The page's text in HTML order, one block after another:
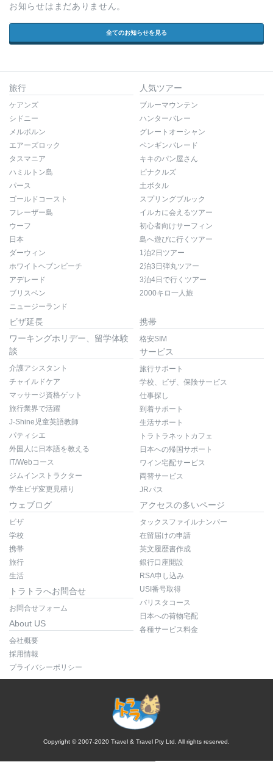
お知らせはまだありません。
全てのお知らせを見る
旅行
ケアンズ
シドニー
メルボルン
エアーズロック
タスマニア
ハミルトン島
パース
ゴールドコースト
フレーザー島
ウーフ
日本
ダーウィン
ホワイトヘブンビーチ
アデレード
ブリスベン
ニュージーランド
人気ツアー
ブルーマウンテン
ハンターバレー
グレートオーシャン
ペンギンパレード
キキのパン屋さん
ピナクルズ
土ボタル
スプリングブルック
イルカに会えるツアー
初心者向けサーフィン
島へ遊びに行くツアー
1泊2日ツアー
2泊3日弾丸ツアー
3泊4日で行くツアー
2000キロ一人旅
ビザ延長
ワーキングホリデー、留学体験
談
介護アシスタント
チャイルドケア
マッサージ資格ゲット
旅行業界で活躍
J-Shine児童英語教師
パティシエ
外国人に日本語を教える
IT/Webコース
ジムインストラクター
学生ビザ変更見積り
携帯
格安SIM
サービス
旅行サポート
学校、ビザ、保険サービス
仕事探し
到着サポート
生活サポート
トラトラネットカフェ
日本への帰国サポート
ワイン宅配サービス
両替サービス
JRパス
ウェブログ
ビザ
学校
携帯
旅行
生活
トラトラへお問合せ
お問合せフォーム
About US
会社概要
採用情報
プライバシーポリシー
アクセスの多いページ
タックスファイルナンバー
在留届けの申請
英文履歴書作成
銀行口座開設
RSA申し込み
USI番号取得
バリスタコース
日本への荷物宅配
各種サービス料金
Copyright © 2007-2020 Travel & Travel Pty Ltd. All rights reserved.